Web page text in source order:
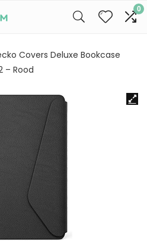
0
Covers Deluxe Bookcase
– Rood